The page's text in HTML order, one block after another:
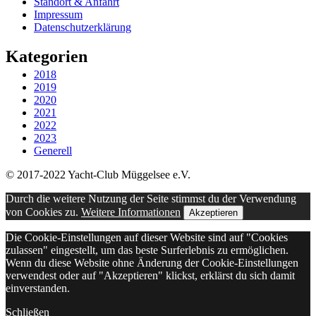
Impressum
Datenschutzerklärung
Kategorien
2018
2019
2020
2021
2022
2023
Generell
© 2017-2022 Yacht-Club Müggelsee e.V.
Durch die weitere Nutzung der Seite stimmst du der Verwendung
von Cookies zu. Weitere Informationen Akzeptieren
Die Cookie-Einstellungen auf dieser Website sind auf "Cookies
zulassen" eingestellt, um das beste Surferlebnis zu ermöglichen.
Wenn du diese Website ohne Änderung der Cookie-Einstellungen
verwendest oder auf "Akzeptieren" klickst, erklärst du sich damit
einverstanden.
Schließen